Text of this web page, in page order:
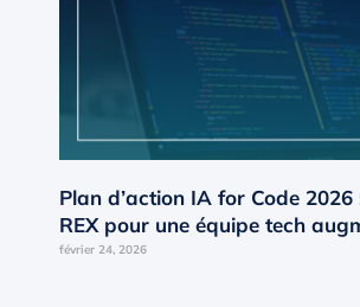
Plan d’action IA for Code 2026
REX pour une équipe tech
février 24, 2026